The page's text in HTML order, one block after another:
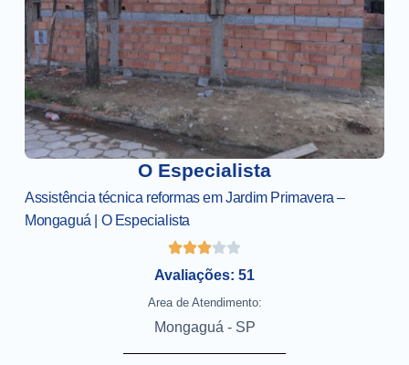
O Especialista
Assistência técnica reformas em Jardim Primavera –
Mongaguá | O Especialista
Avaliações: 51
Area de Atendimento:
Mongaguá - SP